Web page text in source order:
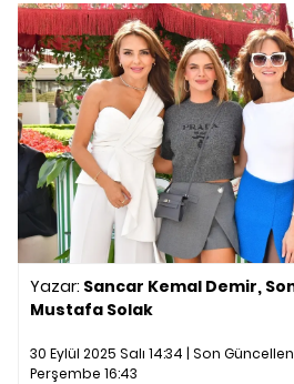
Yazar: Sancar Kemal Demir,
Mustafa Solak
30 Eylül 2025 Salı 14:34 | Son
Perşembe 16:43